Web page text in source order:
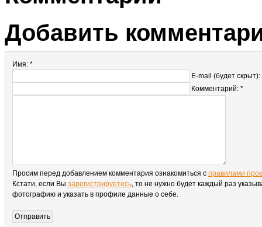
Добавить
Имя: *
E-mail (будет скрыт):
Комментарий: *
Просим перед добавлением комментария ознакомиться с правилами
Кстати, если Вы зарегистрируетесь, то не нужно будет каждый раз
фотографию и указать в профиле данные о себе.